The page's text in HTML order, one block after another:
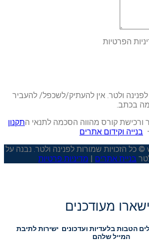
הפרטיות
ולטר. אין להעתיק/לשכפל/ להעביר
בכתב.
קורס מהווה הסכמה לתנאי התקנון
בנייה וקידום אתרים
www.e-courses.co.il © כל הזכויות שמורות לפנינה ולטר. נבנה על
בניית אתרים מדיניות פרטיות
מעודכנים
הטבות בלעדיות ועדכונים ישירות לתיבת
המייל שלהם